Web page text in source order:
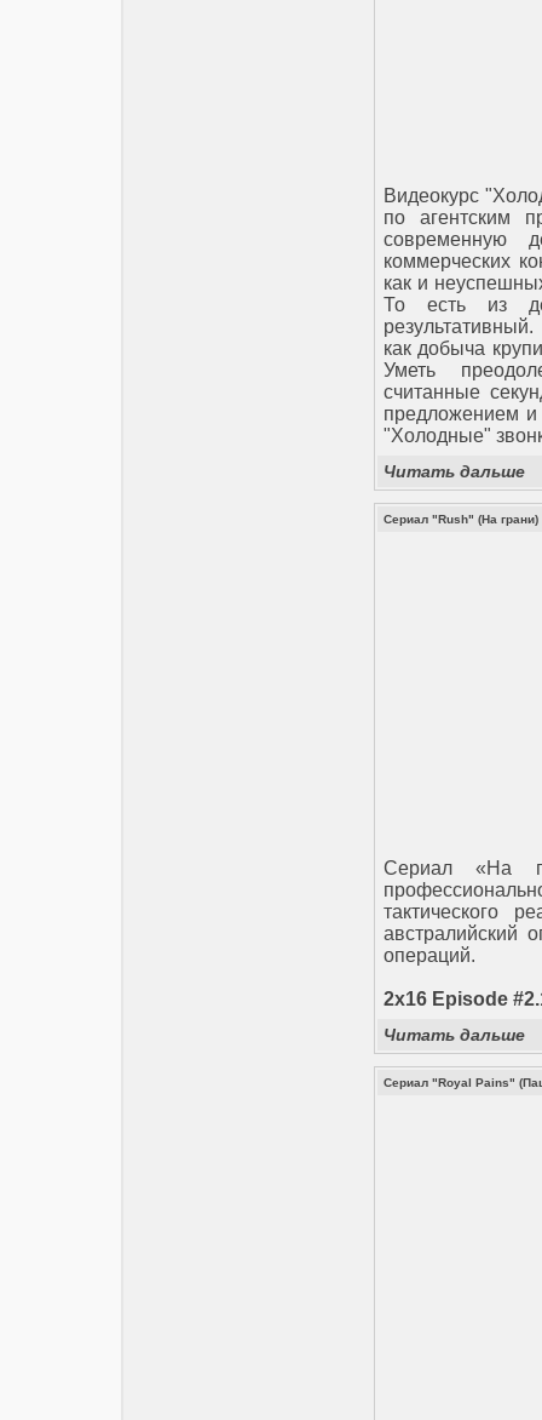
Видеокурс
по агентским
современную
коммерческих
как и
То есть из
как добыча
Уметь
считанные
предложением и
"Холодные"
Читать дальше
Сериал "Rush" (На грани)
Сериал «На
тактического
австралийский
операций.
2x16 Episode
Читать дальше
Сериал "Royal Pains"